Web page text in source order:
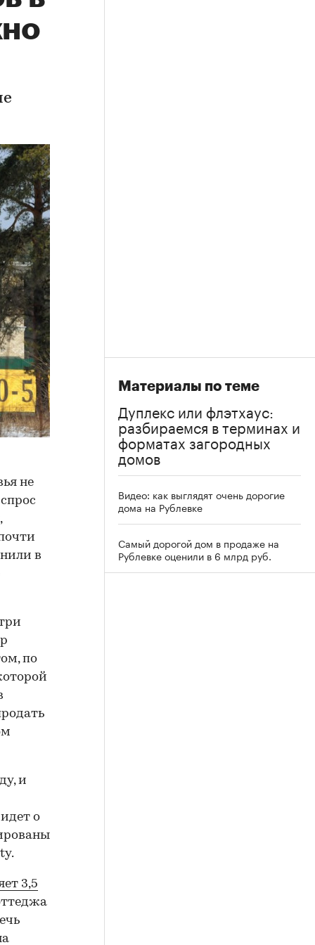
не
в
по
и
о
3,5
Материалы по теме
Дуплекс или флэтхаус:
разбираемся в терминах и
форматах загородных
домов
Видео: как выглядят очень дорогие
дома на Рублевке
Самый дорогой дом в продаже на
Рублевке оценили в 6 млрд руб.